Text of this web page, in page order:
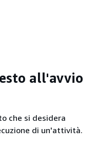
all'avvio
che si desidera
di un'attività.